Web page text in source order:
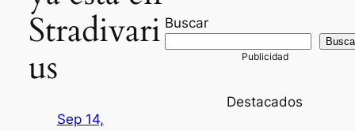
Stradivari
us
Sep 14,
Buscar
Destacados